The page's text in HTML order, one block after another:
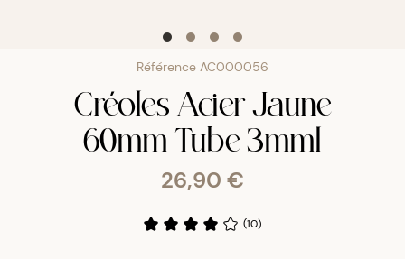
Référence AC000056
Créoles Acier Jaune
60mm Tube 3mml
26,90 €
(10)